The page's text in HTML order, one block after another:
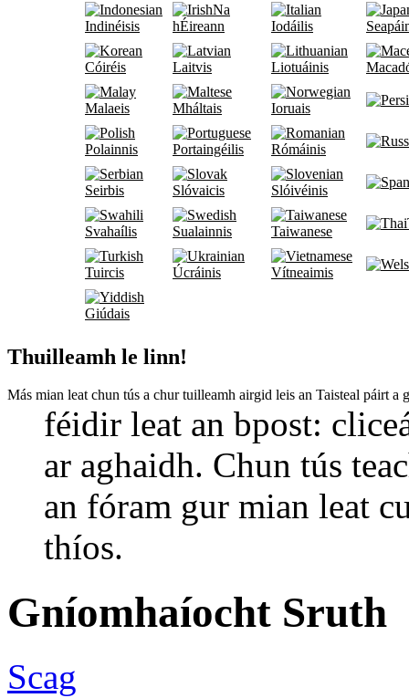
Indinéisis
Na
hÉireann
Iodáilis
Cóiréis Laitvis Liotuáinis
Malaeis Mháltais Ioruais
Polainnis Portaingéilis Rómáinis
Seirbis Slóvaicis Slóivéinis
Svahaílis Sualainnis Taiwanese
Tuircis Úcráinis Vítneaimis
Giúdais
Thuilleamh le linn!
Más mian leat chun tús a chur tuilleamh airgid leis an Taisteal páirt a
féidir leat an bpost:
ar aghaidh. Chun tús
an fóram gur mian leat
thíos.
Gníomhaíocht Sruth
Scag